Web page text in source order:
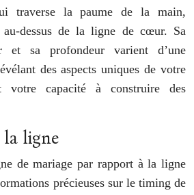
traverse la paume de la main,
au-dessus de la ligne de cœur. Sa
et sa profondeur varient d’une
des aspects uniques de votre
votre capacité à construire des
la ligne
de mariage par rapport à la ligne
précieuses sur le timing de